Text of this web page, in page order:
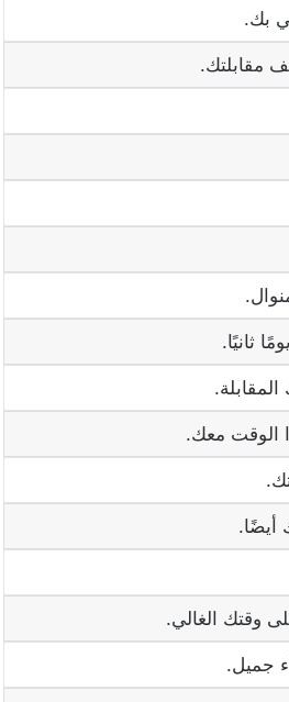
بك.
مقابلتك.
ثانيًا.
المقابلة.
الوقت معك.
أيضًا.
وقتك الغالي.
جميل.